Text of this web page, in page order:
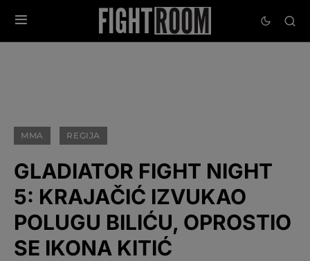
MMA REGIJA
GLADIATOR FIGHT NIGHT
5: KRAJAČIĆ IZVUKAO
POLUGU BILIĆU, OPROSTIO
SE IKONA KITIĆ